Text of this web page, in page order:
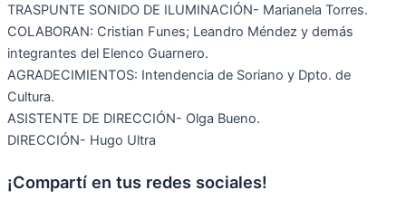
TRASPUNTE SONIDO DE ILUMINACIÓN- Marianela Torres.
COLABORAN: Cristian Funes; Leandro Méndez y demás
integrantes del Elenco Guarnero.
AGRADECIMIENTOS: Intendencia de Soriano y Dpto. de
Cultura.
ASISTENTE DE DIRECCIÓN- Olga Bueno.
DIRECCIÓN- Hugo Ultra
¡Compartí en tus redes sociales!